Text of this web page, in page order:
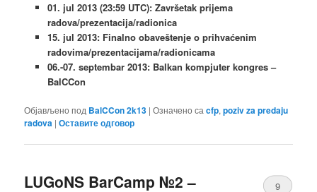
01. jul 2013 (23:59 UTC): Završetak prijema
radova/prezentacija/radionica
15. jul 2013: Finalno obaveštenje o prihvaćenim
radovima/prezentacijama/radionicama
06.-07. septembar 2013: Balkan kompjuter kongres –
BalCCon
Објављено под BalCCon 2k13 |Означено са cfp,poziv za predaju
radova |Оставите одговор
LUGoNS BarCamp №2 –
9